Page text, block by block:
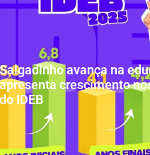
Salgadinho avança na
apresenta crescimento
do IDEB